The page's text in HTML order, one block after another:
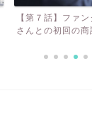
【第７話】ファ
さんとの初回の商